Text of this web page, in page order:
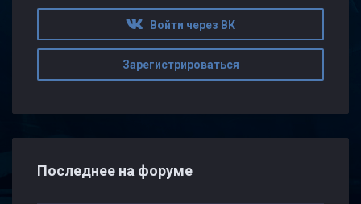
Войти через ВК
Зарегистрироваться
Последнее на форуме